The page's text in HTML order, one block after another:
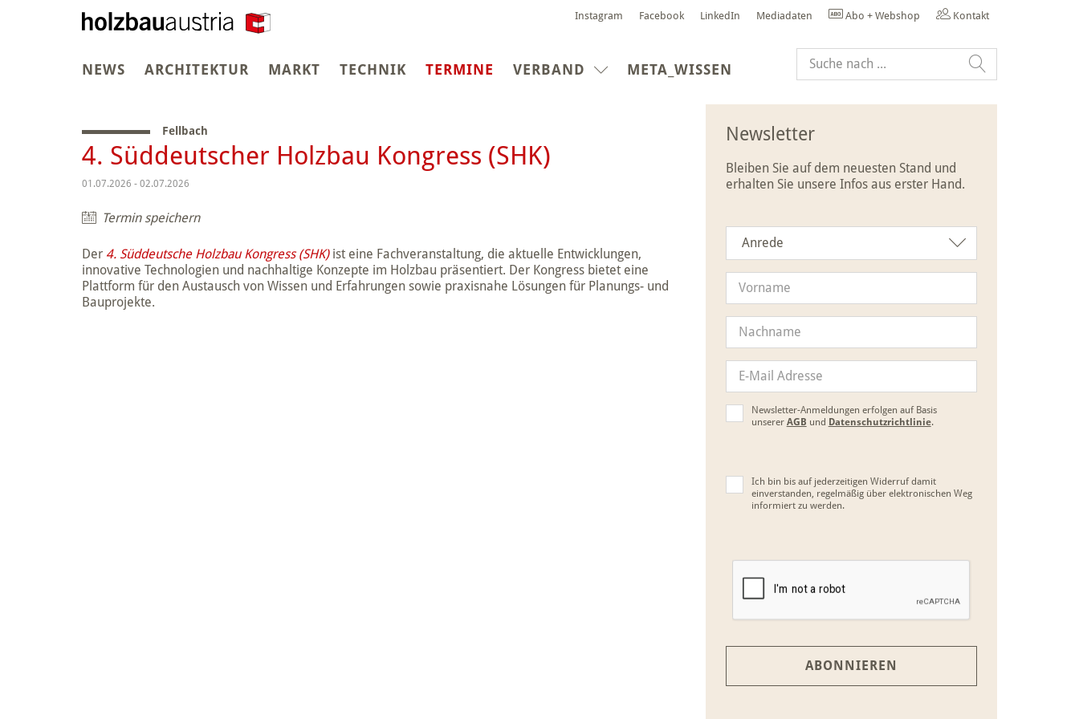
Instagram Facebook LinkedIn Mediadaten Abo + Webshop Kontakt
NEWS ARCHITEKTUR MARKT TECHNIK TERMINE (CURRENT)
VERBAND META_WISSEN
Fellbach
4. Süddeutscher Holzbau Kongress (SHK)
01.07.2026 - 02.07.2026
Termin speichern
Der 4. Süddeutsche Holzbau Kongress (SHK)ist eine Fachveranstaltung, die aktuelle Entwicklungen,
innovative Technologien und nachhaltige Konzepte im Holzbau präsentiert. Der Kongress bietet eine
Plattform für den Austausch von Wissen und Erfahrungen sowie praxisnahe Lösungen für Planungs- und
Bauprojekte.
Newsletter
Bleiben Sie auf dem neuesten Stand und
erhalten Sie unsere Infos aus erster Hand.
Anrede
Newsletter-Anmeldungen erfolgen auf Basis
unserer AGB und Datenschutzrichtlinie.
Ich bin bis auf jederzeitigen Widerruf damit
einverstanden, regelmäßig über elektronischen Weg
informiert zu werden.
ABONNIEREN